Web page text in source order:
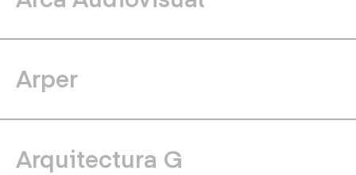
Arper
Arquitectura G